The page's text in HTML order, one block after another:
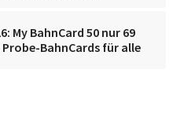
My BahnCard 50 nur 69
Probe-BahnCards für alle